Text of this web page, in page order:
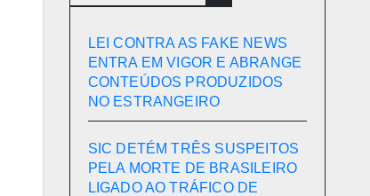
LEI CONTRA AS FAKE NEWS
ENTRA EM VIGOR E ABRANGE
CONTEÚDOS PRODUZIDOS
NO ESTRANGEIRO
SIC DETÉM TRÊS SUSPEITOS
PELA MORTE DE BRASILEIRO
LIGADO AO TRÁFICO DE